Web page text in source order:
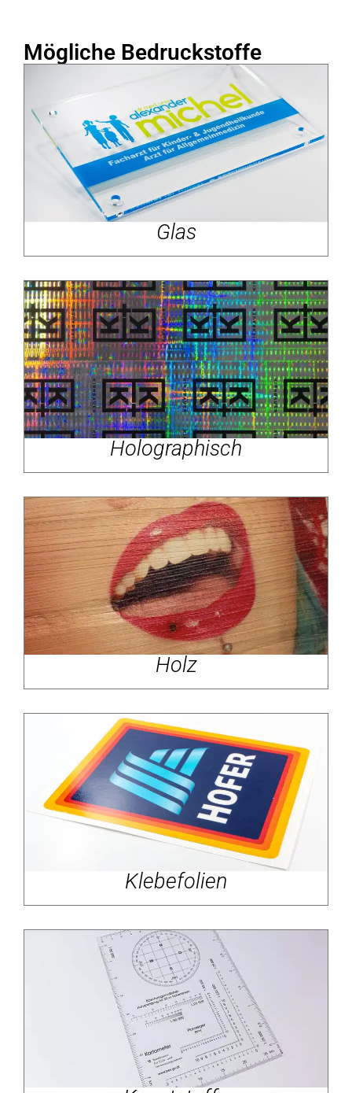
Mögliche Bedruckstoffe
Glas
Holographisch
Holz
Klebefolien